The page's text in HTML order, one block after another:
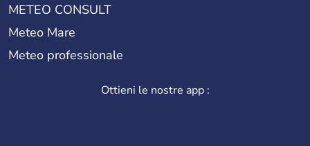
METEO CONSULT
Meteo Mare
Meteo professionale
Ottieni le nostre app :